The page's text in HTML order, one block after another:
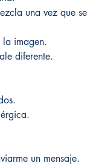
una vez que se
imagen.
diferente.
un mensaje.